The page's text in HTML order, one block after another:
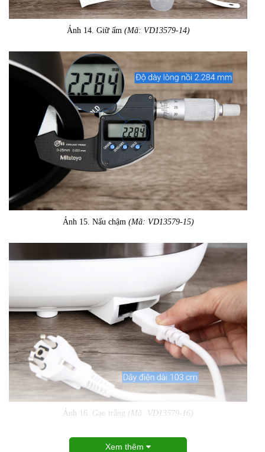
Ảnh 14. Giữ ấm (Mã: VD13579-14)
Ảnh 15. Nấu chậm (Mã: VD13579-15)
Ảnh 16. Gạo trắng (Mã: VD13579-16)
Xem thêm